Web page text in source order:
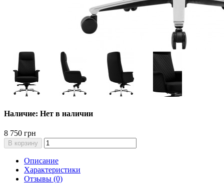
Наличие: Нет в наличии
8 750 грн
В корзину
Описание
Характеристики
Отзывы (0)